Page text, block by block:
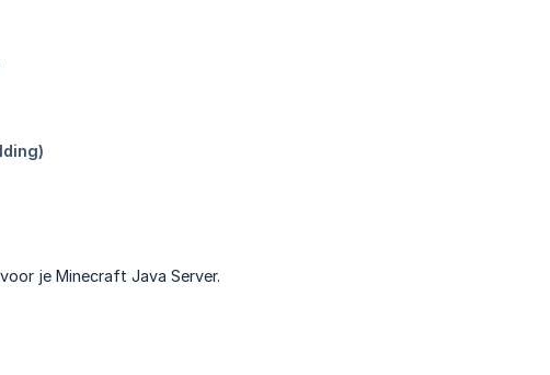
voor je Minecraft Java Server.